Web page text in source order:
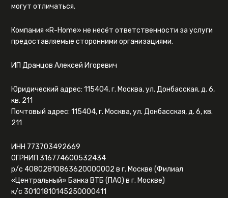
могут отличаться.
Компания «R-Home» не несёт ответственности за услуги
предоставляемые сторонними организациями.
ИП Дранцов Алексей Игоревич
Юридический адрес: 115404, г. Москва, ул. Донбасская, д. 6,
кв. 211
Почтовый адрес: 115404, г. Москва, ул. Донбасская, д. 6, кв.
211
ИНН 773703492669
ОГРНИП 316774600532434
р/с 40802810863620000002 в г. Москве (Филиал
«Центральный» Банка ВТБ (ПАО) в г. Москве)
к/с 30101810145250000411